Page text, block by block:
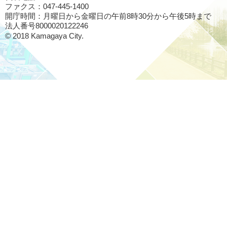
ファクス：047-445-1400
開庁時間：月曜日から金曜日の午前8時30分から午後5時まで
法人番号8000020122246
© 2018 Kamagaya City.